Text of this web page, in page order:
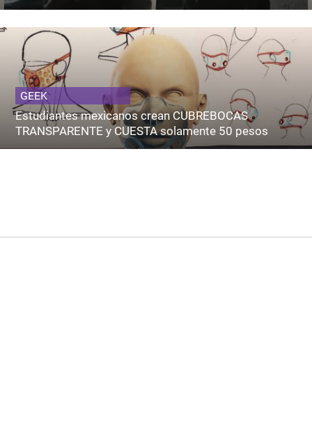
GEEK
Estudiantes mexicanos crean CUBREBOCAS
TRANSPARENTE y CUESTA solamente 50 pesos